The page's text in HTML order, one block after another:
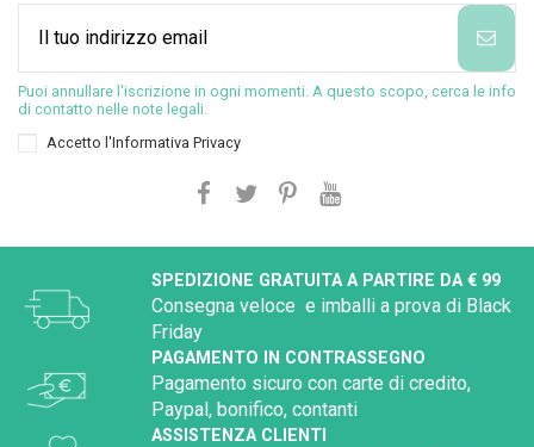
Puoi annullare l'iscrizione in ogni momenti. A questo scopo, cerca le info
di contatto nelle note legali.
Accetto l'Informativa Privacy
SPEDIZIONE GRATUITA A PARTIRE DA € 99
Consegna veloce e imballi a prova di Black
Friday
PAGAMENTO IN CONTRASSEGNO
Pagamento sicuro con carte di credito,
Paypal, bonifico, contanti
ASSISTENZA CLIENTI